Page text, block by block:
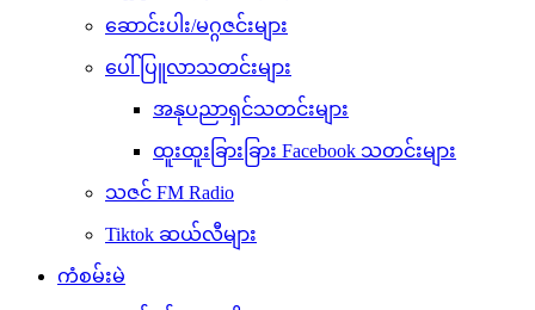
ဆောင်းပါး/မဂ္ဂဇင်းများ
ပေါ်ပြူလာသတင်းများ
အနုပညာရှင်သတင်းများ
ထူးထူးခြားခြား Facebook သတင်းများ
သဇင် FM Radio
Tiktok ဆယ်လီများ
ကံစမ်းမဲ